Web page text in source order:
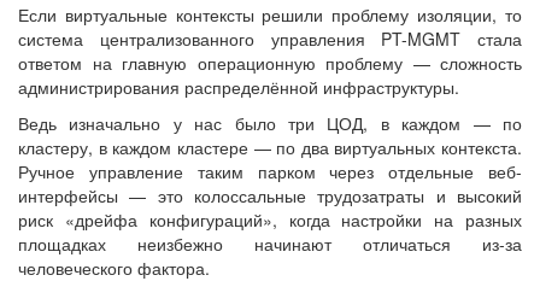
Если виртуальные контексты решили проблему изоляции, то
система централизованного управления PT-MGMT стала
ответом на главную операционную проблему — сложность
администрирования распределённой инфраструктуры.
Ведь изначально у нас было три ЦОД, в каждом — по
кластеру, в каждом кластере — по два виртуальных контекста.
Ручное управление таким парком через отдельные веб-
интерфейсы — это колоссальные трудозатраты и высокий
риск «дрейфа конфигураций», когда настройки на разных
площадках неизбежно начинают отличаться из-за
человеческого фактора.